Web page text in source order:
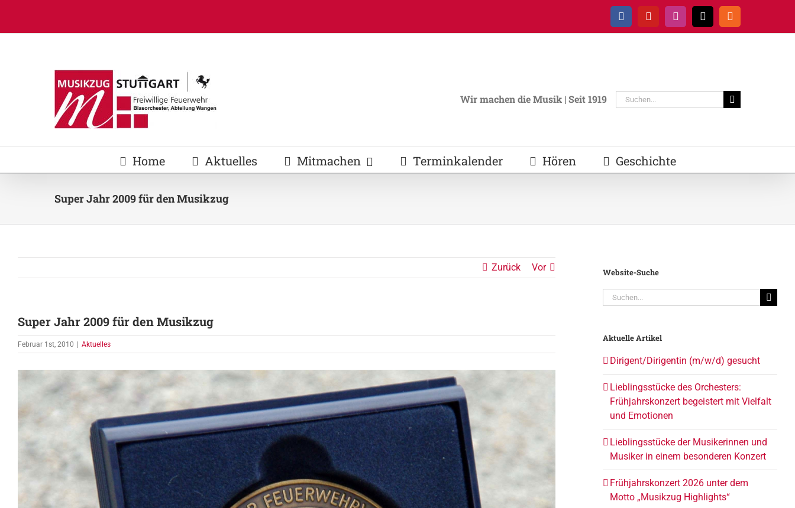
springen
FacebookYouTubeInstagram
E-
Mail
Rss
Wir machen die Musik | Seit 1919
Suche
nach:
Home Aktuelles Mitmachen Terminkalender Hören Geschichte
Super Jahr 2009 für den Musikzug
Zurück Vor
Super Jahr 2009 für den Musikzug
Februar 1st, 2010 Aktuelles
grösseres
Bild
Website-Suche
Suche
nach:
Aktuelle Artikel
Dirigent/Dirigentin (m/w/d) gesucht
Lieblingsstücke des Orchesters:
Frühjahrskonzert begeistert mit Vielfalt
und Emotionen
Lieblingsstücke der Musikerinnen und
Musiker in einem besonderen Konzert
Frühjahrskonzert 2026 unter dem
Motto „Musikzug Highlights“